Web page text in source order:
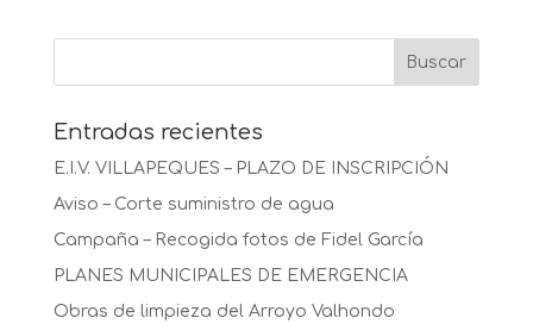
Entradas recientes
E.I.V. VILLAPEQUES – PLAZO DE INSCRIPCIÓN
Aviso – Corte suministro de agua
Campaña – Recogida fotos de Fidel García
PLANES MUNICIPALES DE EMERGENCIA
Obras de limpieza del Arroyo Valhondo